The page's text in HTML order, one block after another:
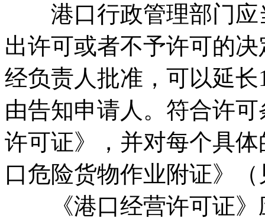
港口行政管理部门应
出许可或者不予许可的
经负责人批准，可以延
由告知申请人。符合许
许可证》，并对每个具
口危险货物作业附证》
《港口经营许可证》